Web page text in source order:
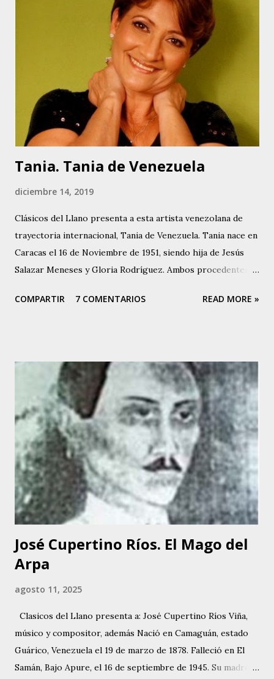
en el ámbito de la música llanera. Entre ellos se puede
contar, Nuestra Casita, Cuéntame, No Vayas A Despedirte,
Ni Un Ruego Más y Muchacho Criollo, original de la
compositora colombiana Mercedes Díaz. Esta última pieza
es la que le da origen a su nombre artístico: Muchacha
Criolla. Actualmente desarrolla un proyecto con su padre,
fundamentalmente versionando otras piezas de la autoría
del Poeta, e in...
Tania. Tania de Venezuela
diciembre 14, 2019
Clásicos del Llano presenta a esta artista venezolana de
trayectoria internacional, Tania de Venezuela. Tania nace en
Caracas el 16 de Noviembre de 1951, siendo hija de Jesús
Salazar Meneses y Gloria Rodríguez. Ambos procedentes
Venezuela. Su madre, Gloria Rodríguez, a finales de la
inclinación artística. Tania canta desde los 5 años de edad,
cuando debutó en el programa de Buck Rogers, que
auspiciaba el diario “EL NACIONAL”, en Radio Caracas –
Canal 2. Allí se dio a conocer y luego hizo presentaciones
en el Coney Island y en otros programas de corte infantil.
Tania comenzó a perfeccionar su voz. Empezó a tomar
clases de canto y piano, haciéndose acompañar en sus
siguientes presentaciones por los conjuntos de Inocente
Bello y Manuel Delgado. A...
COMPARTIR 7 COMENTARIOS READ MORE »
José Cupertino Ríos. El Mago del
Arpa
agosto 11, 2025
Clasicos del Llano presenta a: José Cupertino Ríos Viña,
músico y compositor, además Nació en Camaguán, estado
Guárico, Venezuela el 19 de marzo de 1878. Falleció en El
Samán, Bajo Apure, el 16 de septiembre de 1945. Su madre